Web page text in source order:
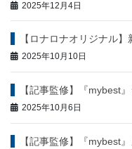
2025年12月4日
【ロナロナオリジナル
2025年10月10日
【記事監修】『mybest
2025年10月6日
【記事監修】『mybest